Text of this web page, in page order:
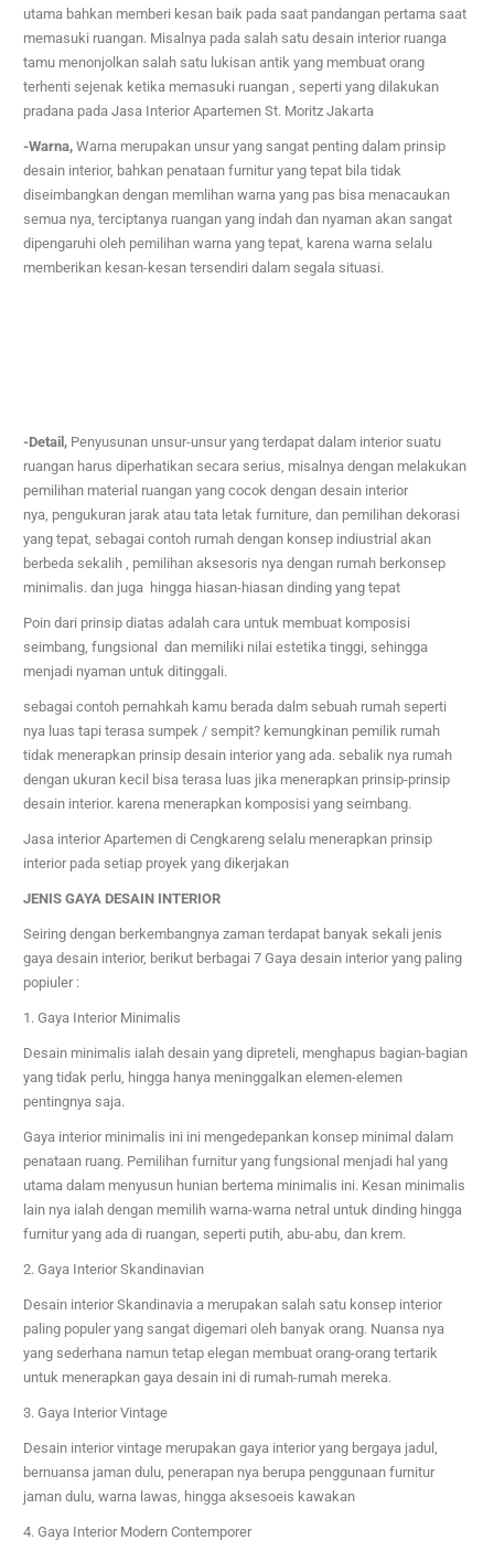
utama bahkan memberi kesan baik pada saat pandangan pertama saat
memasuki ruangan. Misalnya pada salah satu desain interior ruanga
tamu menonjolkan salah satu lukisan antik yang membuat orang
terhenti sejenak ketika memasuki ruangan , seperti yang dilakukan
pradana padaJasa Interior Apartemen St. Moritz Jakarta
-Warna,Warna merupakan unsur yang sangat penting dalam prinsip
desain interior, bahkan penataan furnitur yang tepat bila tidak
diseimbangkan dengan memlihan warna yang pas bisa menacaukan
semua nya,terciptanya ruangan yang indah dan nyaman akan sangat
dipengaruhi oleh pemilihan warna yang tepat, karena warna selalu
memberikan kesan-kesan tersendiri dalam segala situasi.
-Detail, Penyusunan unsur-unsur yang terdapat dalam interior suatu
ruangan harus diperhatikan secara serius, misalnya dengan melakukan
pemilihan material ruangan yang cocok dengan desain interior
nya, pengukuran jarak atau tata letak furniture, dan pemilihan dekorasi
yang tepat, sebagai contoh rumah dengan konsep indiustrial akan
berbeda sekalih , pemilihan aksesoris nya dengan rumah berkonsep
minimalis. dan juga hingga hiasan-hiasan dinding yang tepat
Poin dari prinsip diatas adalah cara untuk membuat komposisi
seimbang, fungsional dan memiliki nilai estetika tinggi, sehingga
menjadi nyaman untuk ditinggali.
sebagai contoh pernahkah kamu berada dalm sebuah rumah seperti
nya luas tapi terasa sumpek / sempit? kemungkinan pemilik rumah
tidak menerapkan prinsip desain interior yang ada. sebalik nya rumah
dengan ukuran kecil bisa terasa luas jika menerapkan prinsip-prinsip
desain interior. karena menerapkan komposisi yang seimbang.
Jasa interiorApartemen di Cengkareng selalu menerapkan prinsip
interior pada setiap proyek yang dikerjakan
JENIS GAYA DESAIN INTERIOR
Seiring dengan berkembangnya zaman terdapat banyak sekali jenis
gaya desain interior, berikut berbagai 7 Gaya desain interior yang paling
popiuler :
1. Gaya Interior Minimalis
Desain minimalis ialah desain yang dipreteli, menghapus bagian-bagian
yang tidak perlu, hingga hanya meninggalkan elemen-elemen
pentingnya saja.
Gaya interior minimalis ini ini mengedepankan konsep minimal dalam
penataan ruang. Pemilihan furnitur yang fungsional menjadi hal yang
utama dalam menyusun hunian bertema minimalis ini. Kesan minimalis
lain nya ialah dengan memilih warna-warna netral untuk dinding hingga
furnitur yang ada di ruangan, seperti putih, abu-abu, dan krem.
2. Gaya Interior Skandinavian
Desain interior Skandinavia a merupakan salah satu konsep interior
paling populer yang sangat digemari oleh banyak orang. Nuansa nya
yang sederhana namun tetap elegan membuat orang-orang tertarik
untuk menerapkan gaya desain ini di rumah-rumah mereka.
3. Gaya Interior Vintage
Desain interior vintage merupakan gaya interior yang bergaya jadul,
bernuansa jaman dulu, penerapan nya berupa penggunaan furnitur
jaman dulu, warna lawas, hingga aksesoeis kawakan
4. Gaya Interior Modern Contemporer